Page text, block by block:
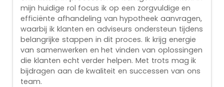
mijn huidige rol focus ik op een zorgvuldige en
efficiënte afhandeling van hypotheek aanvragen,
waarbij ik klanten en adviseurs ondersteun tijdens
belangrijke stappen in dit proces. Ik krijg energie
van samenwerken en het vinden van oplossingen
die klanten echt verder helpen. Met trots mag ik
bijdragen aan de kwaliteit en successen van ons
team.